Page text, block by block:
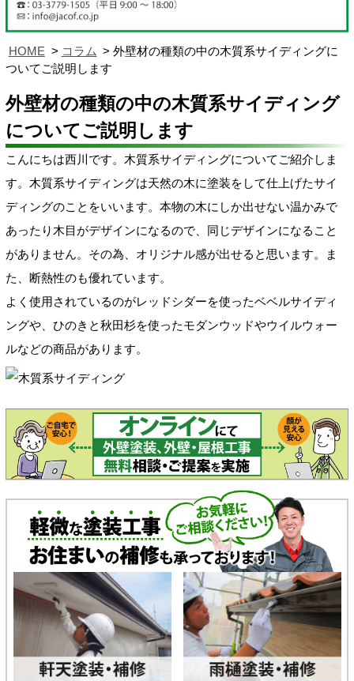
HOME コラム
外壁材の種類の中の木質系サイディングに
ついてご説明します
外壁材の種類の中の木質系サイディング
についてご説明します
こんにちは西川です。木質系サイディングについてご紹介しま
す。木質系サイディングは天然の木に塗装をして仕上げたサイ
ディングのことをいいます。本物の木にしか出せない温かみで
あったり木目がデザインになるので、同じデザインになること
がありません。その為、オリジナル感が出せると思います。ま
た、断熱性のも優れています。
よく使用されているのがレッドシダーを使ったベベルサイディ
ングや、ひのきと秋田杉を使ったモダンウッドやウイルウォー
ルなどの商品があります。